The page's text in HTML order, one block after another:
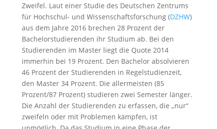
Zweifel. Laut einer Studie des Deutschen Zentrums
für Hochschul- und Wissenschaftsforschung (DZHW)
aus dem Jahre 2016 brechen 28 Prozent der
Bachelorstudierenden ihr Studium ab. Bei den
Studierenden im Master liegt die Quote 2014
immerhin bei 19 Prozent. Den Bachelor absolvieren
46 Prozent der Studierenden in Regelstudienzeit,
den Master 34 Prozent. Die allermeisten (85
Prozent/87 Prozent) studieren zwei Semester länger.
Die Anzahl der Studierenden zu erfassen, die „nur“
zweifeln oder mit Problemen kämpfen, ist